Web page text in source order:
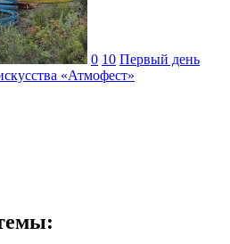
0 10 Первый день
«Атмофест»